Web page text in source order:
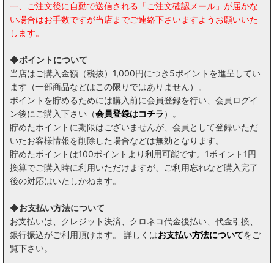
一、ご注文後に自動で送信される「ご注文確認メール」が届かな
い場合はお手数ですが当店までご連絡下さいますようお願いいた
します。
◆ポイントについて
当店はご購入金額（税抜）1,000円につき5ポイントを進呈してい
ます（一部商品などはこの限りではありません）。
ポイントを貯めるためには購入前に会員登録を行い、会員ログイ
ン後にご購入下さい（会員登録はコチラ ）。
貯めたポイントに期限はございませんが、会員として登録いただ
いたお客様情報を削除した場合などは無効となります。
貯めたポイントは100ポイントより利用可能です。1ポイント1円
換算でご購入時に利用いただけますが、ご利用忘れなど購入完了
後の対応はいたしかねます。
◆お支払い方法について
お支払いは、クレジット決済、クロネコ代金後払い、代金引換、
銀行振込がご利用頂けます。 詳しくはお支払い方法についてをご
覧下さい。